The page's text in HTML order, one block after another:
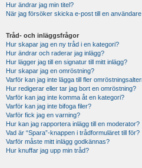
Hur ändrar jag min titel?
När jag försöker skicka e-post till en
Tråd- och inläggsfrågor
Hur skapar jag en ny tråd i en kategori?
Hur ändrar och raderar jag inlägg?
Hur lägger jag till en signatur till mitt inlägg?
Hur skapar jag en omröstning?
Varför kan jag inte lägga till fler
Hur redigerar eller tar jag bort en omröstning?
Varför kan jag inte komma åt en kategori?
Varför kan jag inte bifoga filer?
Varför fick jag en varning?
Hur kan jag rapportera inlägg till en moderator?
Vad är “Spara”-knappen i trådformuläret till för?
Varför måste mitt inlägg godkännas?
Hur knuffar jag upp min tråd?